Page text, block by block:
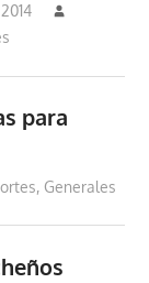
para
, Generales